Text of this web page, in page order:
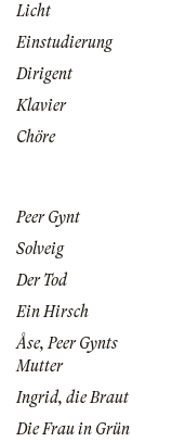
Licht
Einstudierung
Dirigent
Klavier
Chöre
Peer Gynt
Solveig
Der Tod
Ein Hirsch
Åse, Peer Gynts
Mutter
Ingrid, die Braut
Die Frau in Grün